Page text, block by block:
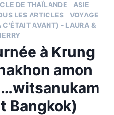
DE THAÏLANDE
ASIE
LES ARTICLES
VOYAGE
C'ÉTAIT AVANT) - LAURA &
à Krung
amon
Bangkok)